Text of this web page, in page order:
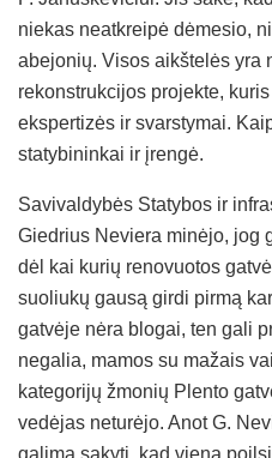
niekas neatkreipė dėmesio,
abejonių. Visos aikštelės yra
rekonstrukcijos projekte,
ekspertizės ir svarstymai.
statybininkai ir įrengė.
Savivaldybės Statybos ir
Giedrius Neviera minėjo, jog
dėl kai kurių renovuotos
suoliukų gausą girdi pirmą
gatvėje nėra blogai, ten gali
negalia, mamos su mažais
kategorijų žmonių Plento
vedėjas neturėjo. Anot G.